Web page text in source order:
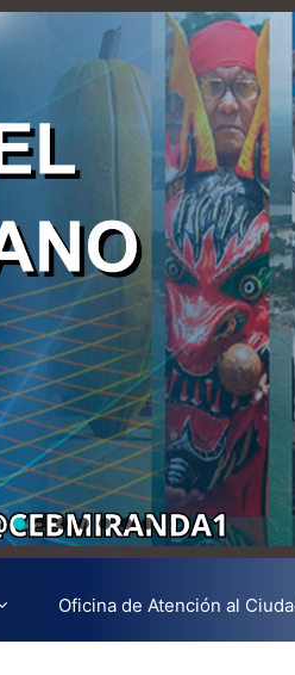
Oficina de Atención al